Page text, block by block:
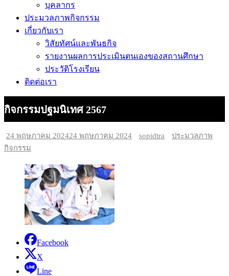
บุคลากร
ประมวลภาพกิจกรรม
เกี่ยวกับเรา
วิสัยทัศน์และพันธกิจ
รายงานผลการประเมินตนเองของสถานศึกษา
ประวัติโรงเรียน
ติดต่อเรา
กิจกรรมปฐมนิเทศ 2567
24 พฤษภาคม 202424 พฤษภาคม 2024 sopidtra
ประมวลภาพ
กิจกรรม
Facebook
X
Line